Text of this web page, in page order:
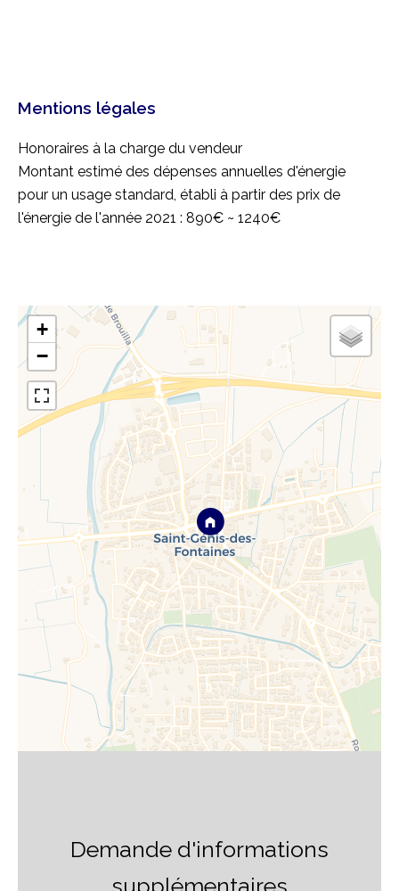
Mentions légales
Honoraires à la charge du vendeur
Montant estimé des dépenses annuelles d'énergie
pour un usage standard, établi à partir des prix de
l'énergie de l'année 2021 : 890€ ~ 1240€
+
−
Demande d'informations
supplémentaires